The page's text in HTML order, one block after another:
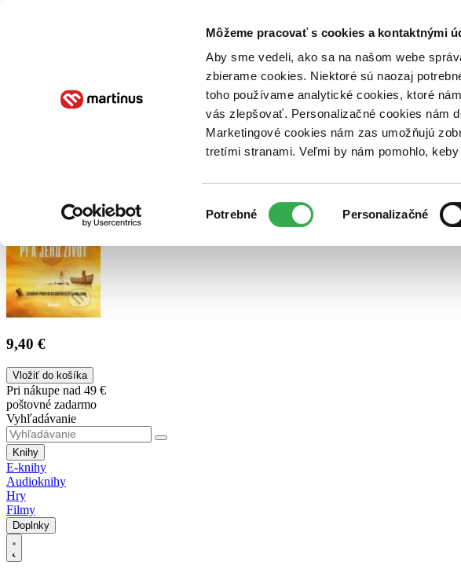
Môžeme pracovať s cookies a kontaktnými
Aby sme vedeli, ako sa na našom webe
zbierame cookies. Niektoré sú naozaj
toho používame analytické cookies, ktoré
vás zlepšovať. Personalizačné cookies nám
Marketingové cookies nám zas umožňujú
tretími stranami. Veľmi by nám pomohlo,
súhlasu
Potrebné Personalizačné
Poukážky Kontakt
9,40 €
Vložiť do košíka
Pri nákupe nad 49 €
poštovné zadarmo
Vyhľadávanie
Knihy
E-knihy
Audioknihy
Hry
Filmy
Doplnky